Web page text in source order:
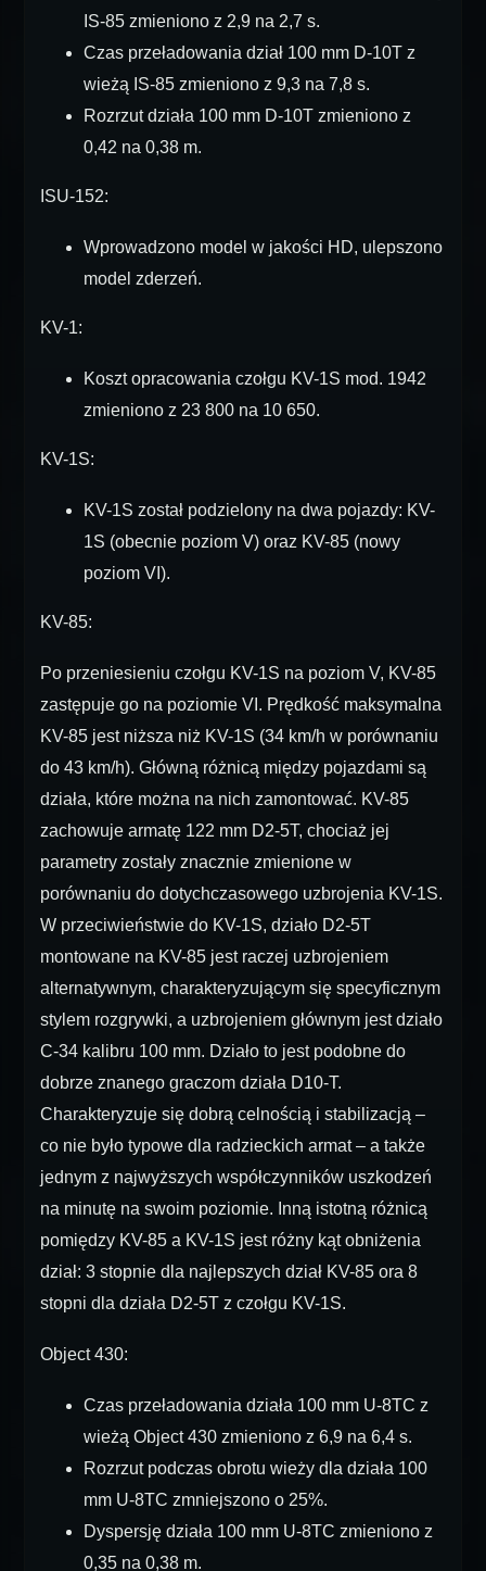
IS-85 zmieniono z 2,9 na 2,7 s.
Czas przeładowania dział 100 mm D-10T z
wieżą IS-85 zmieniono z 9,3 na 7,8 s.
Rozrzut działa 100 mm D-10T zmieniono z
0,42 na 0,38 m.
ISU-152:
Wprowadzono model w jakości HD, ulepszono
model zderzeń.
KV-1:
Koszt opracowania czołgu KV-1S mod. 1942
zmieniono z 23 800 na 10 650.
KV-1S:
KV-1S został podzielony na dwa pojazdy: KV-
1S (obecnie poziom V) oraz KV-85 (nowy
poziom VI).
KV-85:
Po przeniesieniu czołgu KV-1S na poziom V, KV-85
zastępuje go na poziomie VI. Prędkość maksymalna
KV-85 jest niższa niż KV-1S (34 km/h w porównaniu
do 43 km/h). Główną różnicą między pojazdami są
działa, które można na nich zamontować. KV-85
zachowuje armatę 122 mm D2-5T, chociaż jej
parametry zostały znacznie zmienione w
porównaniu do dotychczasowego uzbrojenia KV-1S.
W przeciwieństwie do KV-1S, działo D2-5Т
montowane na KV-85 jest raczej uzbrojeniem
alternatywnym, charakteryzującym się specyficznym
stylem rozgrywki, a uzbrojeniem głównym jest działo
С-34 kalibru 100 mm. Działo to jest podobne do
dobrze znanego graczom działa D10-T.
Charakteryzuje się dobrą celnością i stabilizacją –
co nie było typowe dla radzieckich armat – a także
jednym z najwyższych współczynników uszkodzeń
na minutę na swoim poziomie. Inną istotną różnicą
pomiędzy KV-85 a KV-1S jest różny kąt obniżenia
dział: 3 stopnie dla najlepszych dział KV-85 ora 8
stopni dla działa D2-5T z czołgu KV-1S.
Object 430:
Czas przeładowania działa 100 mm U-8TC z
wieżą Object 430 zmieniono z 6,9 na 6,4 s.
Rozrzut podczas obrotu wieży dla działa 100
mm U-8TC zmniejszono o 25%.
Dyspersję działa 100 mm U-8ТС zmieniono z
0,35 na 0,38 m.